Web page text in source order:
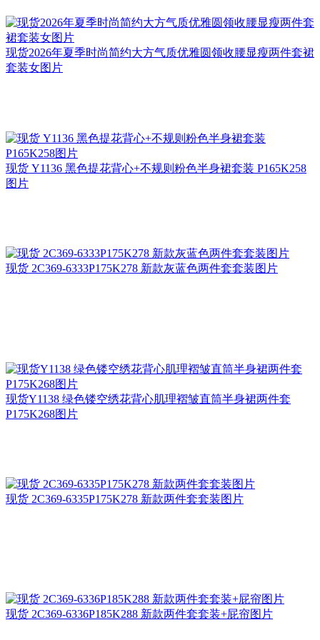
现货2026年夏季时尚简约大方气质优雅圆领收腰显瘦两件套裙
套装女图片
现货 Y1136 黑色提花背心+不规则粉色半身裙套装 P165K258
图片
现货 2C369-6333P175K278 新款灰蓝色两件套套装图片
现货Y1138 绿色镂空绣花背心肌理褶皱直筒半身裙两件套
P175K268图片
现货 2C369-6335P175K278 新款两件套套装图片
现货 2C369-6336P185K288 新款两件套套装+屁帘图片